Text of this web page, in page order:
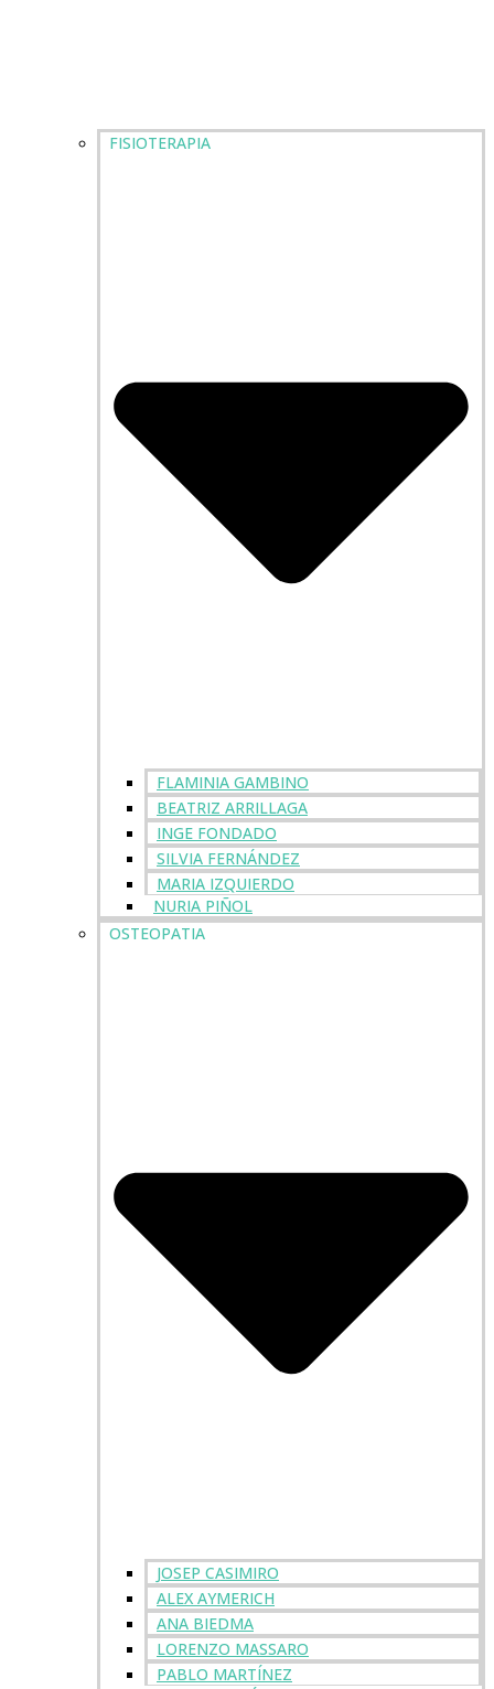
FISIOTERAPIA
FLAMINIA GAMBINO
BEATRIZ ARRILLAGA
INGE FONDADO
SILVIA FERNÁNDEZ
MARIA IZQUIERDO
NURIA PIÑOL
OSTEOPATIA
JOSEP CASIMIRO
ALEX AYMERICH
ANA BIEDMA
LORENZO MASSARO
PABLO MARTÍNEZ